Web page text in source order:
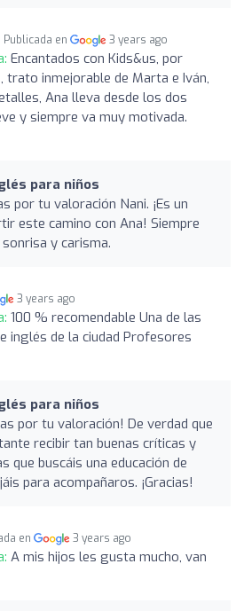
Publicada en 3 years ago
Encantados con Kids&us, por
trato inmejorable de Marta e Iván,
Ana lleva desde los dos
y siempre va muy motivada.
para niños
por tu valoración Nani. ¡Es un
este camino con Ana! Siempre
y carisma.
3 years ago
100 % recomendable Una de las
inglés de la ciudad Profesores
para niños
por tu valoración! De verdad que
recibir tan buenas críticas y
que buscáis una educación de
para acompañaros. ¡Gracias!
en 3 years ago
A mis hijos les gusta mucho, van